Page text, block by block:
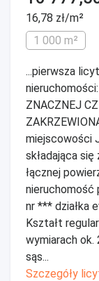
16,78 zł/m²
1 000 m²
...pierwsza
ZNACZNEJ
miejscowości
składająca
łącznej
nieruchomość
nr *** działka
Kształt
wymiarach ok.
sąs...
Szczegóły